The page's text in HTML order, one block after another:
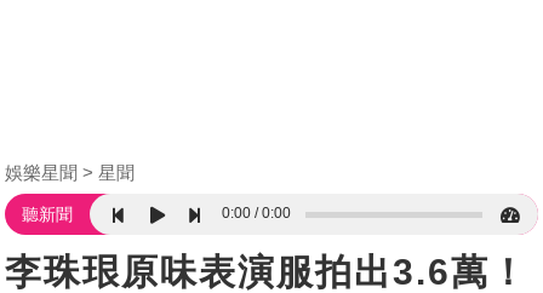
娛樂星聞 星聞
聽新聞 0:00 0:00
李珠珢原味表演服拍出3.6萬！